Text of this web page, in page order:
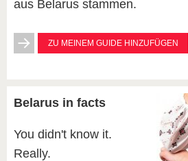
aus Belarus stammen.
ZU MEINEM GUIDE HINZUFÜGEN
Belarus in facts
You didn't know it.
Really.